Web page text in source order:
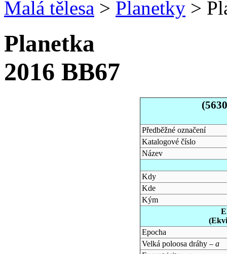
Malá tělesa > Planetky >
Planetka
2016 BB67
Předběžné označení
Katalogové číslo
Název
Kdy
Kde
Kým
Epocha
Velká poloosa dráhy – a